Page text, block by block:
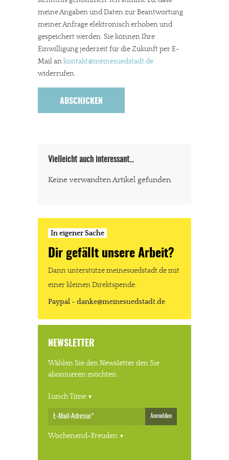
meine Angaben und Daten zur Beantwortung
meiner Anfrage elektronisch erhoben und
gespeichert werden. Sie können Ihre
Einwilligung jederzeit für die Zukunft per E-
Mail ankontakt@meinesuedstadt.de
widerrufen.
Vielleicht auch interessant…
Keine verwandten Artikel gefunden.
In eigener Sache
Dir gefällt unsere Arbeit?
Dann unterstütze meinesuedstadt.de mit
einer kleinen Direktspende.
Paypal - danke@meinesuedstadt.de
NEWSLETTER
Wählen Sie den Newsletter den Sie
abonnieren möchten.
Lunch Time
Anmelden
Wochenend-Freuden